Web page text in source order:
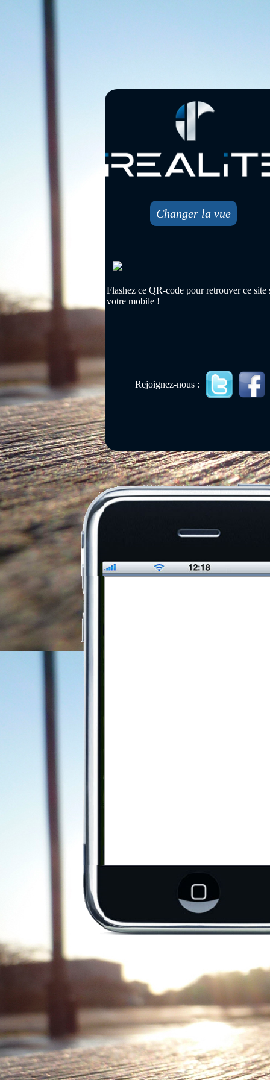
Changer la vue
Flashez ce QR-code pour retrouver ce site
votre mobile !
Rejoignez-nous :